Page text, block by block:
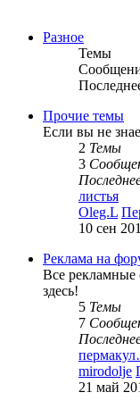
Разное
Темы
Прочие темы
Если вы не
2 Темы
3
листья
Oleg.L
10 сен
Реклама на
Все рекламные
здесь!
5 Темы
7
mirodolje
21 май